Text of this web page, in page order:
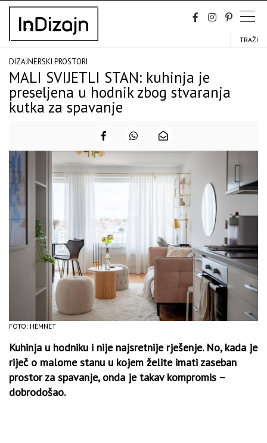
Skip
content
TRAŽI
DIZAJNERSKI PROSTORI
MALI SVIJETLI STAN: kuhinja je
preseljena u hodnik zbog stvaranja
kutka za spavanje
FOTO: HEMNET
Kuhinja u hodniku i nije najsretnije rješenje. No, kada je
riječ o malome stanu u kojem želite imati zaseban
prostor za spavanje, onda je takav kompromis –
dobrodošao.